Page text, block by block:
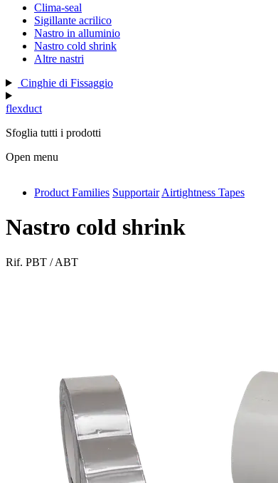
Clima-seal
Sigillante acrilico
Nastro in alluminio
Nastro cold shrink
Altre nastri
Cinghie di Fissaggio
flexduct
Sfoglia tutti i prodotti
Open menu
antivib
isolfix
Product Families Supportair Airtightness Tapes
Nastro cold shrink
Rif. PBT / ABT